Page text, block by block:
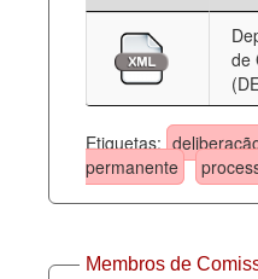
de
Etiquetas:
permanente
Membros de